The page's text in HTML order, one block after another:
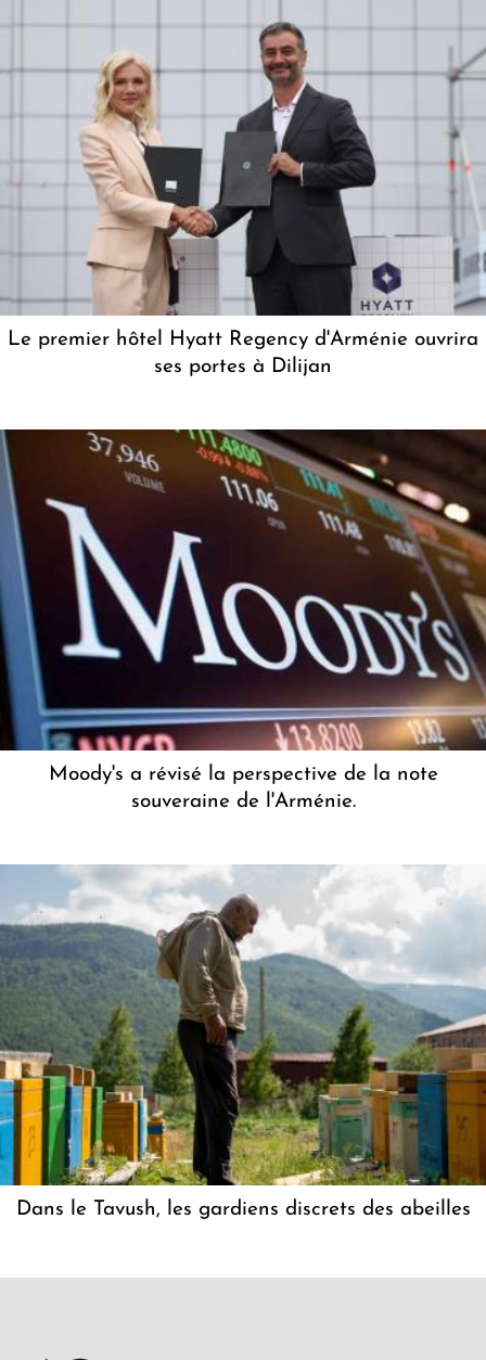
Le premier hôtel Hyatt Regency d'Arménie ouvrira
ses portes à Dilijan
Moody's a révisé la perspective de la note
souveraine de l'Arménie.
Dans le Tavush, les gardiens discrets des abeilles